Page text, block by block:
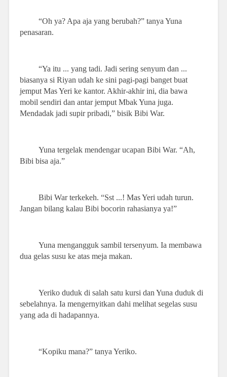
“Oh ya? Apa aja yang berubah?” tanya Yuna
penasaran.
“Ya itu ... yang tadi. Jadi sering senyum dan ...
biasanya si Riyan udah ke sini pagi-pagi banget buat
jemput Mas Yeri ke kantor. Akhir-akhir ini, dia bawa
mobil sendiri dan antar jemput Mbak Yuna juga.
Mendadak jadi supir pribadi,” bisik Bibi War.
Yuna tergelak mendengar ucapan Bibi War. “Ah,
Bibi bisa aja.”
Bibi War terkekeh. “Sst ...! Mas Yeri udah turun.
Jangan bilang kalau Bibi bocorin rahasianya ya!”
Yuna mengangguk sambil tersenyum. Ia membawa
dua gelas susu ke atas meja makan.
Yeriko duduk di salah satu kursi dan Yuna duduk di
sebelahnya. Ia mengernyitkan dahi melihat segelas susu
yang ada di hadapannya.
“Kopiku mana?” tanya Yeriko.